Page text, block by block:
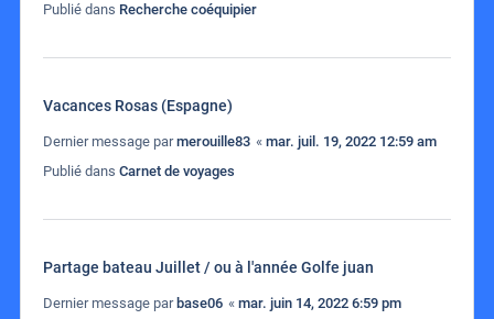
Publié dans Recherche coéquipier
Vacances Rosas (Espagne)
Dernier message parmerouille83 « mar. juil. 19, 2022 12:59 am
Publié dans Carnet de voyages
Partage bateau Juillet / ou à l'année Golfe juan
Dernier message par base06 « mar. juin 14, 2022 6:59 pm